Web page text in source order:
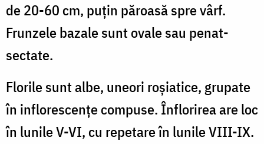
de 20-60 cm, puţin păroasă spre vârf.
Frunzele bazale sunt ovale sau penat-
sectate.
Florile sunt albe, uneori roşiatice, grupate
în inflorescenţe compuse. Înflorirea are loc
în lunile V-VI, cu repetare în lunile VIII-IX.